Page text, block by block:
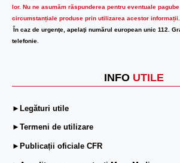
lor. Nu ne asumăm răspunderea pentru eventuale
circumstanțiale produse prin utilizarea acestor informații.
În caz de urgenţe, apelaţi numărul european unic 112.
telefonie.
INFO UTILE
►Legături utile
►Termeni de utilizare
►Publicații oficiale CFR